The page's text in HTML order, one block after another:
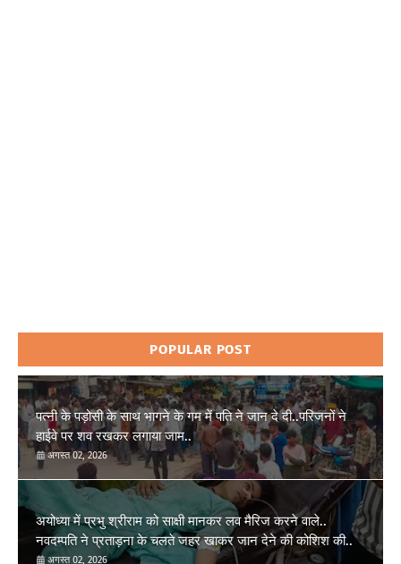
POPULAR POST
पत्नी के पड़ोसी के साथ भागने के गम में पति ने जान दे दी..परिजनों ने
हाईवे पर शव रखकर लगाया जाम..
अगस्त 02, 2026
अयोध्या में प्रभु श्रीराम को साक्षी मानकर लव मैरिज करने वाले..
नवदम्पति ने प्रताड़ना के चलते जहर खाकर जान देने की कोशिश की..
अगस्त 02, 2026